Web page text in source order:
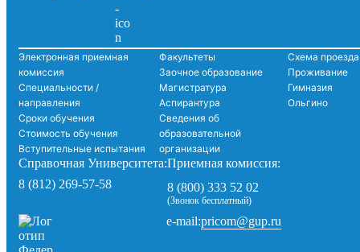
Электронная приемная
комиссия
Специальности /
направления
Сроки обучения
Стоимость обучения
Вступительные испытания
Факультеты
Заочное образование
Магистратура
Аспирантура
Сведения об
образовательной
организации
Схема проезда
Проживание
Гимназия
Ольгино
Справочная Университета:
8 (812) 269-57-58
Приемная комиссия:
8 (800) 333 52 02
(Звонок бесплатный)
e-mail:pricom@gup.ru